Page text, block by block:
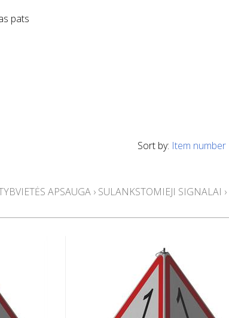
pats
Sort by: Item number
APSAUGA › SULANKSTOMIEJI SIGNALAI ›